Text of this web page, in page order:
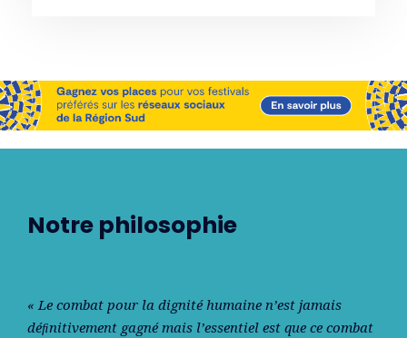
Notre philosophie
« Le combat pour la dignité humaine n’est jamais
déﬁnitivement gagné mais l’essentiel est que ce combat